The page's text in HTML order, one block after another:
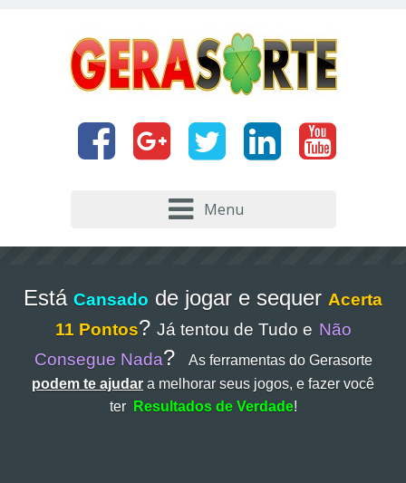
Menu
Está Cansado de jogar e sequer Acerta
11 Pontos? Já tentou de Tudo e Não
Consegue Nada?
As ferramentas do Gerasorte
podem te ajudar a melhorar seus jogos, e fazer você
ter
Resultados de Verdade!